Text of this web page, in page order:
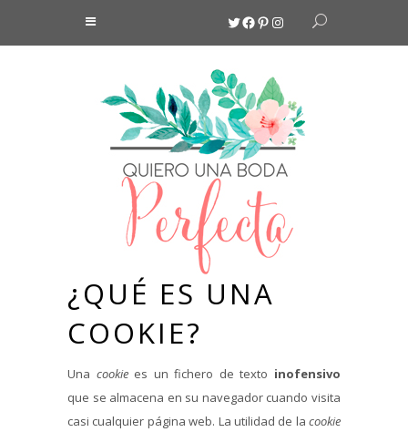
Twitter
Facebook
Pinterest
Instagram
¿QUÉ ES UNA
COOKIE?
Una cookiees un fichero de texto inofensivo
que se almacena en su navegador cuando visita
casi cualquier página web. La utilidad de la cookie